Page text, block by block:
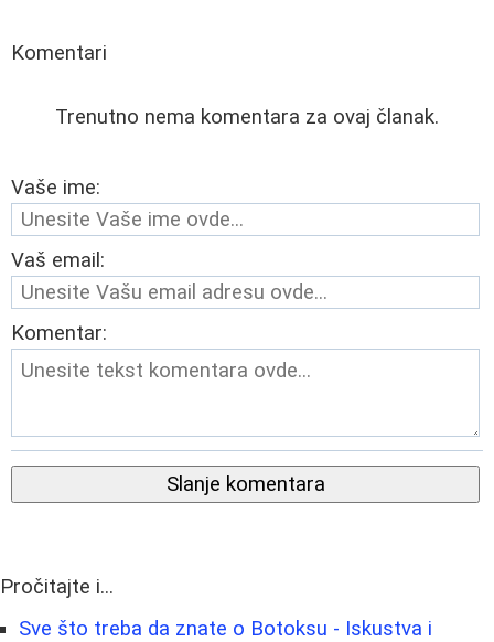
Komentari
Trenutno nema komentara za ovaj članak.
Vaše ime:
Vaš email:
Komentar:
Slanje komentara
Pročitajte i...
Sve što treba da znate o Botoksu - Iskustva i